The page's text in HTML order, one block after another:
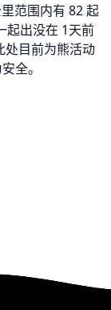
范围内有 82 起
起出没在 1天前
处目前为熊活动
全。